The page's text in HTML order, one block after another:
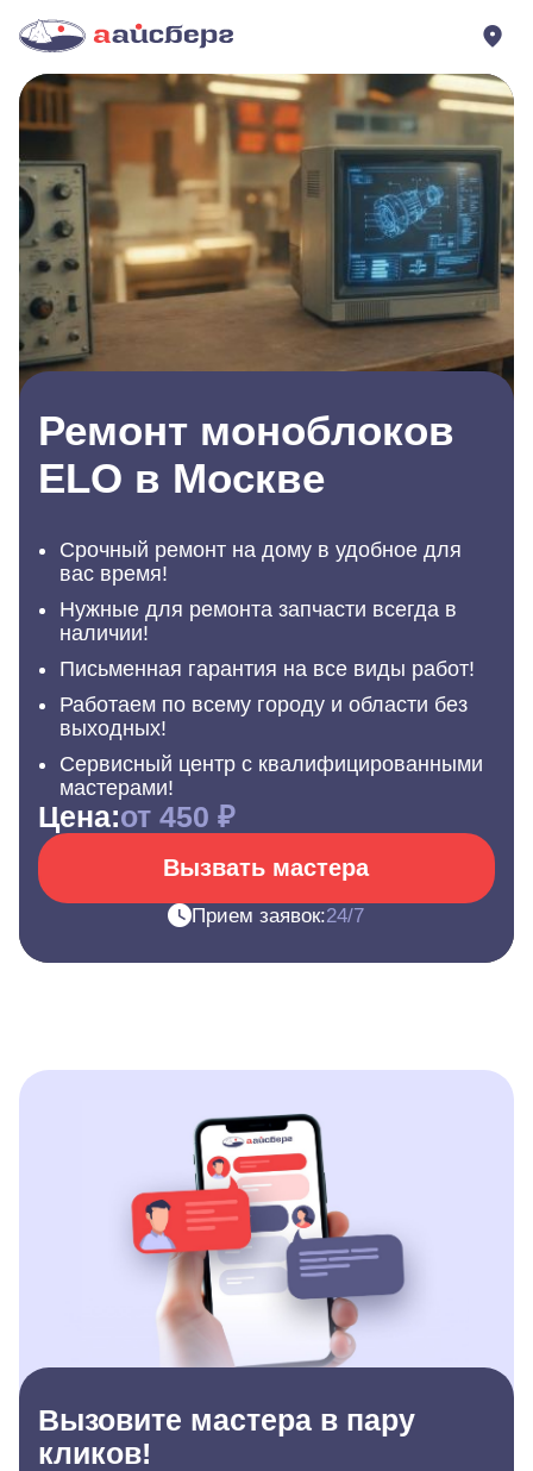
Ремонт моноблоков
ELO в Москве
Срочный ремонт на дому в удобное для
вас время!
Нужные для ремонта запчасти всегда в
наличии!
Письменная гарантия на все виды работ!
Работаем по всему городу и области без
выходных!
Сервисный центр с квалифицированными
мастерами!
Цена:от 450 ₽
Вызвать мастера
Прием заявок:24/7
Вызовите мастера в пару
кликов!